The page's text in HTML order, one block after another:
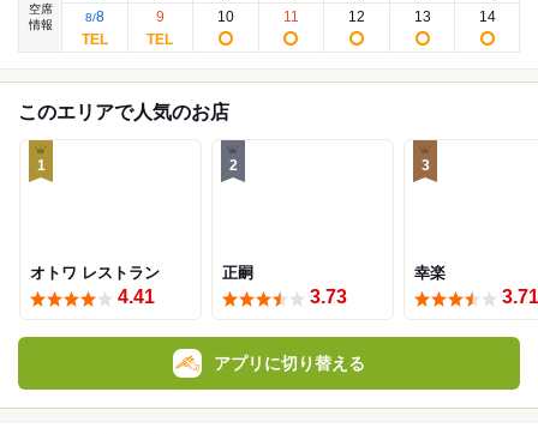
空席
情報
8/8 9 10 11 12 13 14
このエリアで人気のお店
1
オトワ レストラン
4.41
2
正嗣
3.73
3
幸楽
3.71
アプリに切り替える